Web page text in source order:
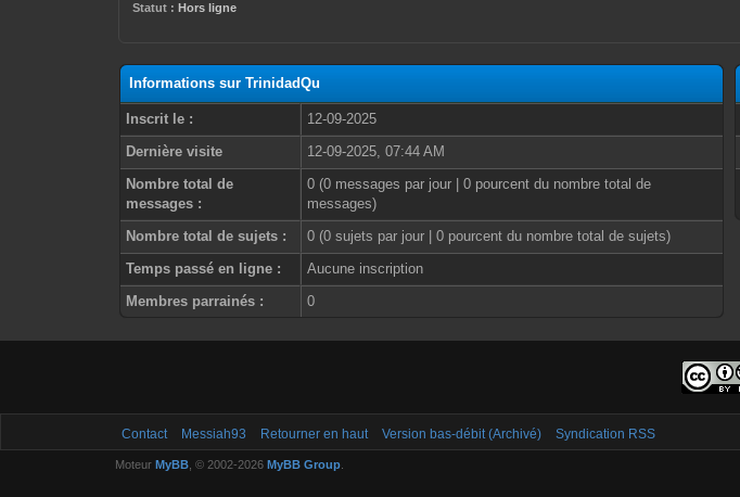
Statut : Hors ligne
Informations sur TrinidadQu
Inscrit le :
12-09-2025
Dernière visite
12-09-2025, 07:44 AM
Nombre total de
messages :
0 (0 messages par jour | 0 pourcent du nombre total de
messages)
Nombre total de sujets :
0 (0 sujets par jour | 0 pourcent du nombre total de sujets)
Temps passé en ligne :
Aucune inscription
Membres parrainés :
0
Contact Messiah93 Retourner en haut Version bas-débit (Archivé) Syndication RSS
Moteur MyBB, © 2002-2026 MyBB Group.